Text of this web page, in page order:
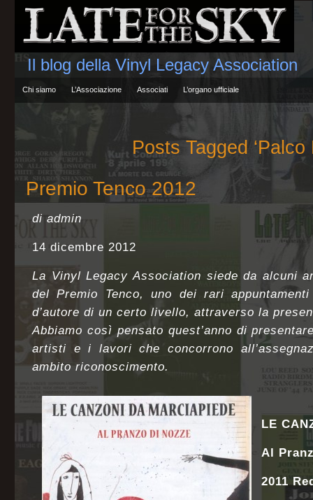
Il blog della Vinyl Legacy Association
Chi siamo L’Associazione Associati L’organo ufficiale
Posts Tagged ‘Palco
Premio Tenco 2012
di admin
14 dicembre 2012
La Vinyl Legacy Association siede da alcuni
del Premio Tenco, uno dei rari
d’autore di un certo livello, attraverso la
Abbiamo così pensato quest’anno di
artisti e i lavori che concorrono
ambito riconoscimento.
LE
Al
2011